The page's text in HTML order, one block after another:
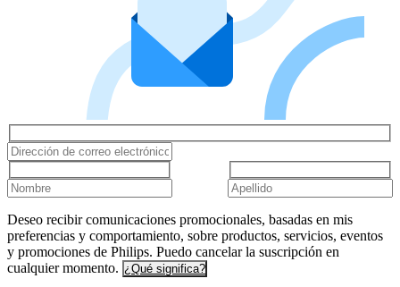
Deseo recibir comunicaciones promocionales, basadas en mis
preferencias y comportamiento, sobre productos, servicios, eventos
y promociones de Philips. Puedo cancelar la suscripción en
cualquier momento. ¿Qué significa?